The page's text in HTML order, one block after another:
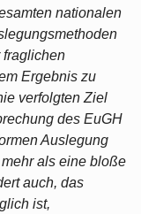
nationalen
fraglichen
Ergebnis zu
verfolgten Ziel
des EuGH
Auslegung
als eine bloße
auch, das
ist,